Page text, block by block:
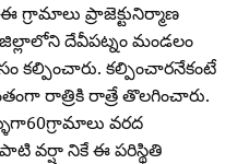
గ్రామాలు ప్రాజెక్టునిర్మాణ
దేవీపట్నం మండలం
కల్పించారు. కల్పించారనేకంటే
రాత్రికి రాత్రే తొలగించారు.
వరద
వర్షా నికే ఈ పరిస్థితి